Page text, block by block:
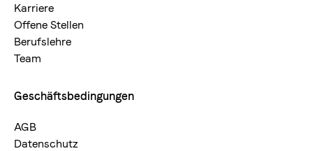
Karriere
Offene Stellen
Berufslehre
Team
Geschäftsbedingungen
AGB
Datenschutz